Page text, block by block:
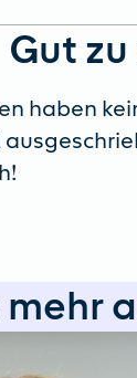
Gut
haben